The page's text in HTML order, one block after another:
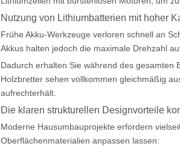
Nutzung von Lithiumbatterien mit hoher
Frühe Akku-Werkzeuge verloren schnell an
Akkus halten jedoch die maximale Drehzahl
Dadurch erhalten Sie während des gesamten
Holzbretter sehen vollkommen gleichmäßig
aufrechterhält.
Die klaren strukturellen Designvorteile
Moderne Hausumbauprojekte erfordern
Oberflächenmaterialien anpassen lassen: